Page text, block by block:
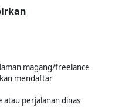
magang/freelance
mendaftar
perjalanan dinas